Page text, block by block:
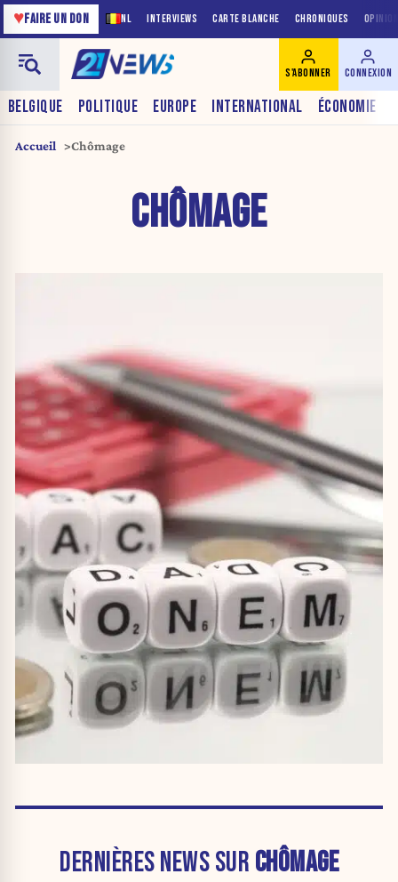
NL INTERVIEWS CARTE BLANCHE CHRONIQUES
♥FAIRE UN DON
BELGIQUE POLITIQUE EUROPE INTERNATIONAL ÉCONOMIE
S'ABONNER CONNEXION
Accueil Chômage
CHÔMAGE
DERNIÈRES NEWS SUR CHÔMAGE